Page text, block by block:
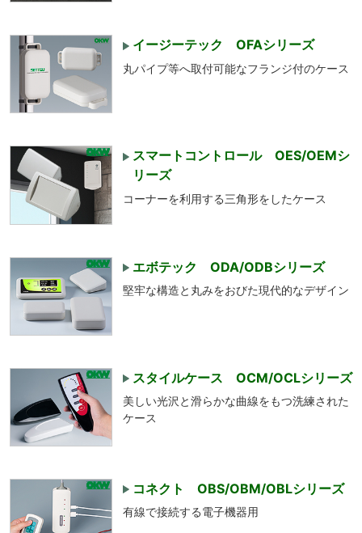
イージーテック OFAシリーズ
丸パイプ等へ取付可能なフランジ付のケース
スマートコントロール OES/OEMシ
リーズ
コーナーを利用する三角形をしたケース
エボテック ODA/ODBシリーズ
堅牢な構造と丸みをおびた現代的なデザイン
スタイルケース OCM/OCLシリーズ
美しい光沢と滑らかな曲線をもつ洗練された
ケース
コネクト OBS/OBM/OBLシリーズ
有線で接続する電子機器用